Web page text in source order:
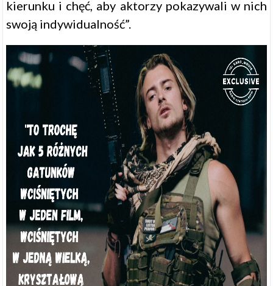
kierunku i chęć, aby aktorzy pokazywali w nich
swoją indywidualność”.